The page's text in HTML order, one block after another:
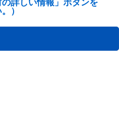
の詳しい情報」ボタンを
）